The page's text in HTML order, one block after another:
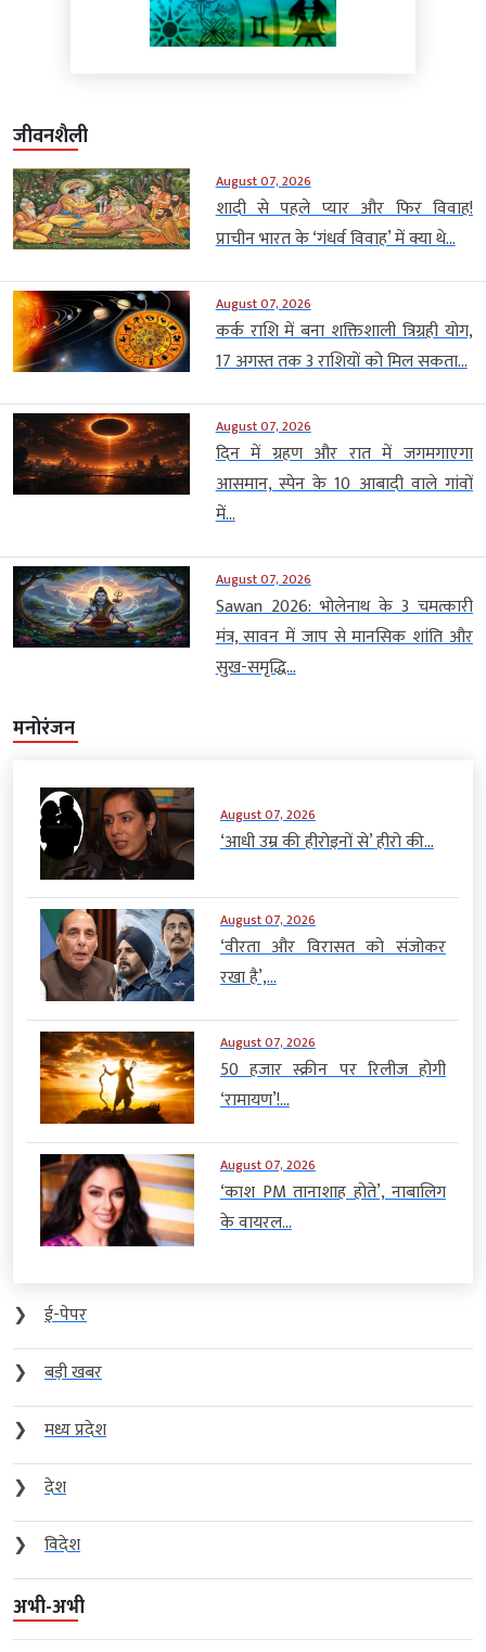
जीवनशैली
August 07, 2026
शादी से पहले प्यार और फिर विवाह!
प्राचीन भारत के ‘गंधर्व विवाह’ में क्या थे...
August 07, 2026
कर्क राशि में बना शक्तिशाली त्रिग्रही योग,
17 अगस्त तक 3 राशियों को मिल सकता...
August 07, 2026
दिन में ग्रहण और रात में जगमगाएगा
आसमान, स्पेन के 10 आबादी वाले गांवों
में...
August 07, 2026
Sawan 2026: भोलेनाथ के 3 चमत्कारी
मंत्र, सावन में जाप से मानसिक शांति और
सुख-समृद्धि...
मनोरंजन
August 07, 2026
‘आधी उम्र की हीरोइनों से’ हीरो की...
August 07, 2026
‘वीरता और विरासत को संजोकर
रखा है’,...
August 07, 2026
50 हजार स्क्रीन पर रिलीज होगी
‘रामायण’!...
August 07, 2026
‘काश PM तानाशाह होते’, नाबालिग
के वायरल...
❯
ई-पेपर
❯
बड़ी खबर
❯
मध्य प्रदेश
❯
देश
❯
विदेश
अभी-अभी